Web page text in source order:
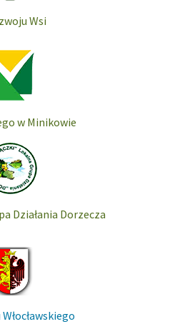
Wsi
w Minikowie
Działania Dorzecza